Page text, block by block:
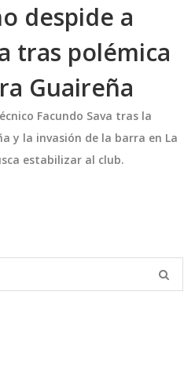
despide a
tras polémica
Guaireña
Facundo Sava tras la
y la invasión de la barra en La
estabilizar al club.